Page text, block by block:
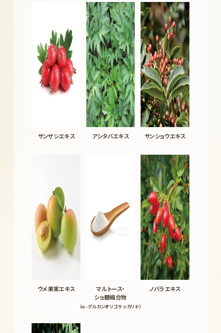
サンザシエキス アシタバエキス サンショウエキス
ウメ果実エキス
マルトース・
ショ糖縮合物
（α-グルカンオリゴサッカリド）
ノバラエキス